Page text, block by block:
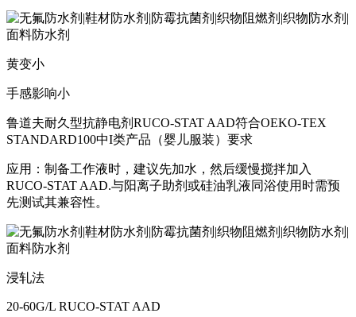
黄变小
手感影响小
鲁道夫耐久型抗静电剂RUCO-STAT AAD符合OEKO-TEX
STANDARD100中I类产品（婴儿服装）要求
应用：制备工作液时，建议先加水，然后缓慢搅拌加入
RUCO-STAT AAD.与阳离子助剂或硅油乳液同浴使用时需预
先测试其兼容性。
浸轧法
20-60G/L RUCO-STAT AAD